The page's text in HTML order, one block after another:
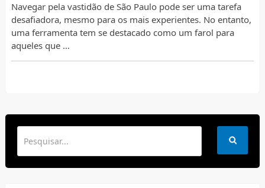
Navegar pela vastidão de São Paulo pode ser uma tarefa
desafiadora, mesmo para os mais experientes. No entanto,
uma ferramenta tem se destacado como um farol para
aqueles que …